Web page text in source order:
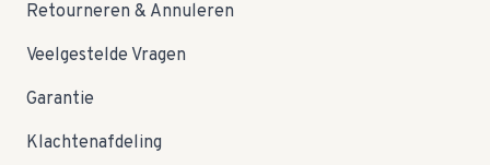
Retourneren & Annuleren
Veelgestelde Vragen
Garantie
Klachtenafdeling